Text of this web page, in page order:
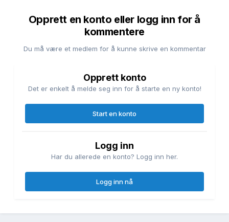
Opprett en konto eller logg inn for å
kommentere
Du må være et medlem for å kunne skrive en kommentar
Opprett konto
Det er enkelt å melde seg inn for å starte en ny konto!
Start en konto
Logg inn
Har du allerede en konto? Logg inn her.
Logg inn nå